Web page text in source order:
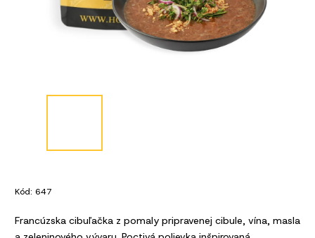
Kód: 647
Francúzska cibuľačka z pomaly pripravenej cibule, vína, masla